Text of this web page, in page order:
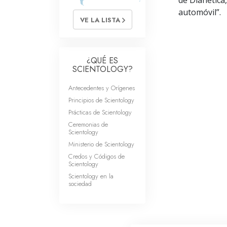
automóvil”.
VE LA LISTA
¿QUÉ ES
SCIENTOLOGY?
Antecedentes y Orígenes
Principios de Scientology
Prácticas de Scientology
Ceremonias de
Scientology
Ministerio de Scientology
Credos y Códigos de
Scientology
Scientology en la
sociedad